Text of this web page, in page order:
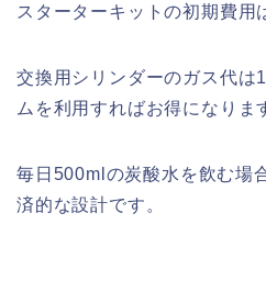
スターターキットの初期費用
交換用シリンダーのガス代は
ムを利用すればお得になりま
毎日500mlの炭酸水を飲む場
済的な設計です。